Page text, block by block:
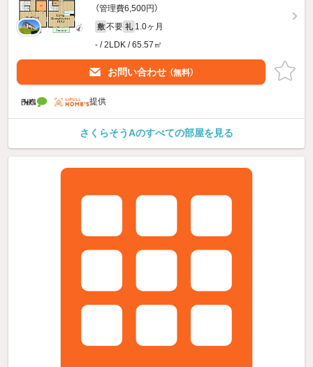
（管理費6,500円）
敷 不要 礼 1.0ヶ月
- / 2LDK / 65.57㎡
お問い合わせ （無料）
提供
さくらそうAのすべての部屋を見る